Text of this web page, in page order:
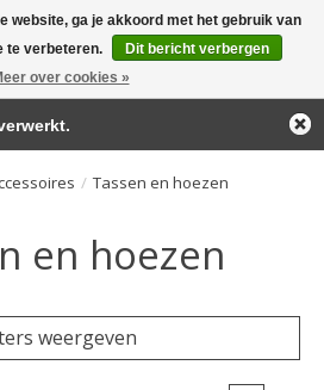
fast shipping!
/ Tassen en hoezen
en hoezen
weergeven
website, ga je akkoord met het gebruik van
te verbeteren.
Dit bericht verbergen
over cookies »
Deze winkel is in aanbouw.
zullen niet worden gehonoreerd of